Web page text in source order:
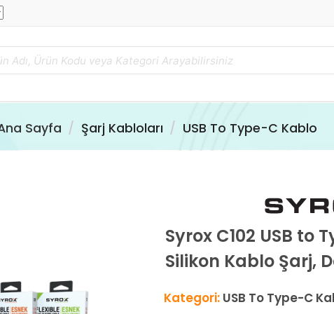
Sayfa Şarj Kabloları USB To Type-C Kablo
Syrox C102 USB to
Silikon Kablo Şarj,
Kategori: USB To Type-C